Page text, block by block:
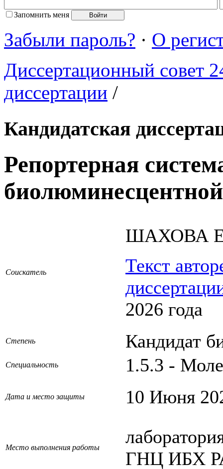
Запомнить меня
Забыли пароль? · О
Диссертационный совет
диссертации /
Кандидатская
Репортерная
Соискатель
ШАХОВА
Текст
2026 года
Степень Кандидат
Специальность 1.5.3 -
Дата и место защиты 10 Июня
Место выполнения работы
ГНЦ ИБХ